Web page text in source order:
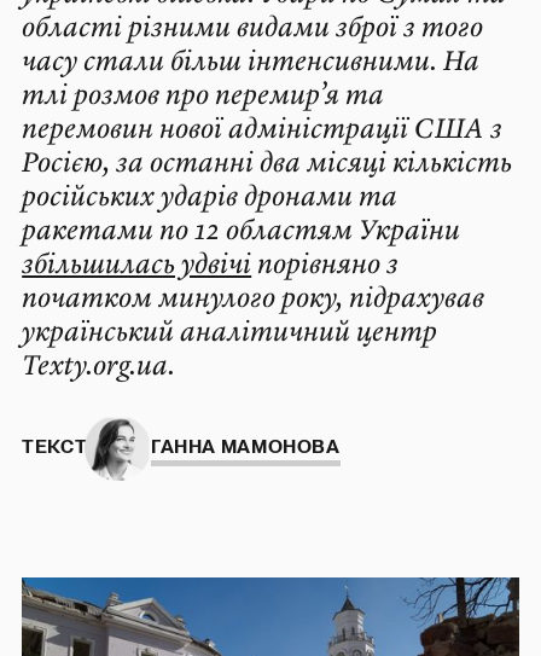
області різними видами зброї з того
часу стали більш інтенсивними. На
тлі розмов про перемир’я та
перемовин нової адміністрації США з
Росією, за останні два місяці кількість
російських ударів дронами та
ракетами по 12 областям України
збільшилась удвічі порівняно з
початком минулого року, підрахував
український аналітичний центр
Texty.org.ua.
ТЕКСТ: ГАННА МАМОНОВА